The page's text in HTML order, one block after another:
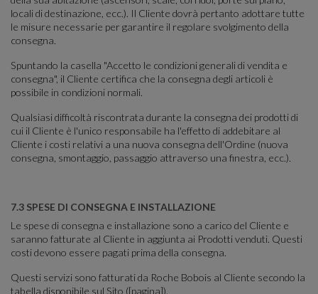
locali di destinazione, ecc.). Il Cliente dovrà pertanto adottare tutte
le misure necessarie per garantire il regolare svolgimento della
consegna.
Spuntando la casella "Accetto le condizioni generali di vendita e
consegna", il Cliente certifica che la consegna degli articoli è
possibile in condizioni normali.
Qualsiasi difficoltà riscontrata durante la consegna dei prodotti di
cui il Cliente è l'unico responsabile ha l'effetto di addebitare al
Cliente i costi relativi a una nuova consegna dell'Ordine (nuova
consegna, smontaggio, passaggio attraverso una finestra, ecc.).
7.3 SPESE DI CONSEGNA E INSTALLAZIONE
Le spese di consegna e installazione sono a carico del Cliente e
saranno fatturate al Cliente in aggiunta ai Prodotti venduti. Questi
costi devono essere pagati prima della consegna.
Questi servizi sono fatturati da Roche Bobois al Cliente secondo la
tabella disponibile sul Sito ([pagina]).